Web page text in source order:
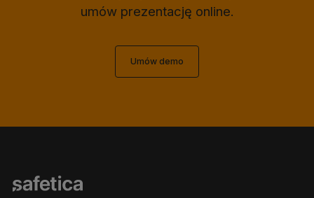
umów prezentację online.
Umów demo